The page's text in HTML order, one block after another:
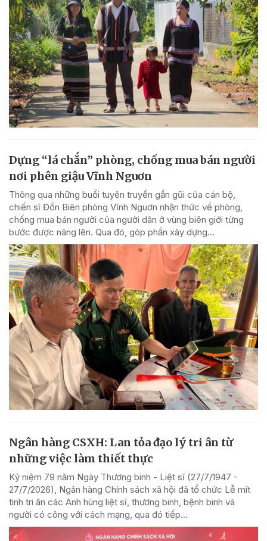
Dựng “lá chắn” phòng, chống mua bán người
nơi phên giậu Vĩnh Nguơn
Thông qua những buổi tuyên truyền gần gũi của cán bộ,
chiến sĩ Đồn Biên phòng Vĩnh Nguơn nhận thức về phòng,
chống mua bán người của người dân ở vùng biên giới từng
bước được nâng lên. Qua đó, góp phần xây dựng...
Ngân hàng CSXH: Lan tỏa đạo lý tri ân từ
những việc làm thiết thực
Kỷ niệm 79 năm Ngày Thương binh - Liệt sĩ (27/7/1947 -
27/7/2026), Ngân hàng Chính sách xã hội đã tổ chức Lễ mít
tinh tri ân các Anh hùng liệt sĩ, thương binh, bệnh binh và
người có công với cách mạng, qua đó tiếp...